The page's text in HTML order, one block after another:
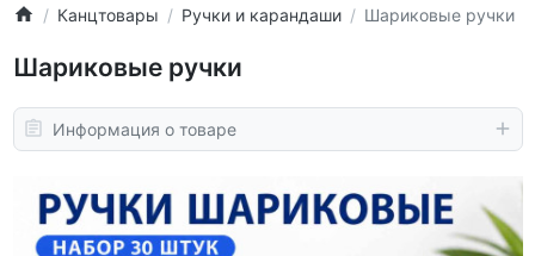
Канцтовары Ручки и карандаши Шариковые ручки
Шариковые ручки
Информация о товаре